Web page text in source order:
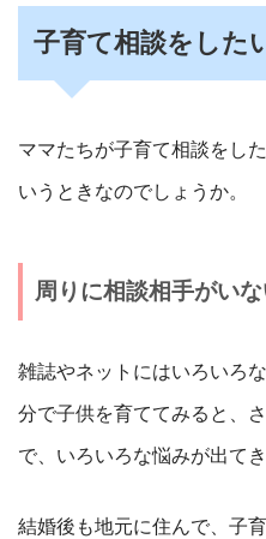
子育て相談をした
ママたちが子育て相談をし
いうときなのでしょうか。
周りに相談相手がいな
雑誌やネットにはいろいろ
分で子供を育ててみると、
で、いろいろな悩みが出てき
結婚後も地元に住んで、子